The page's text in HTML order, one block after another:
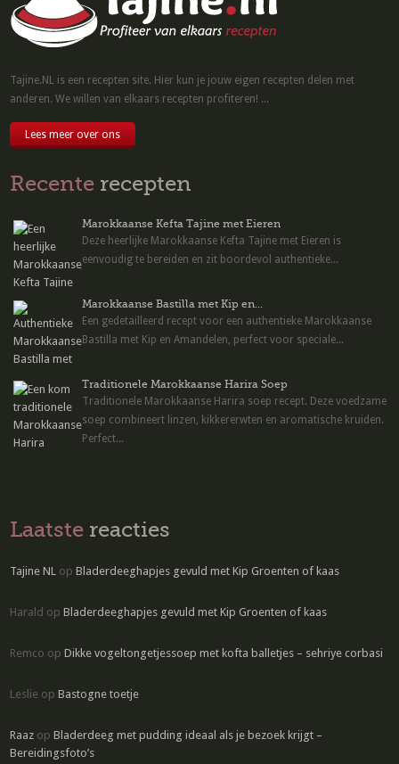
Tajine.NL is een recepten site. Hier kun je jouw eigen recepten delen met
anderen. We willen van elkaars recepten profiteren! ...
Lees meer over ons
Recente recepten
Marokkaanse Kefta Tajine met Eieren
Deze heerlijke Marokkaanse Kefta Tajine met Eieren is
eenvoudig te bereiden en zit boordevol authentieke...
Marokkaanse Bastilla met Kip en...
Een gedetailleerd recept voor een authentieke Marokkaanse
Bastilla met Kip en Amandelen, perfect voor speciale...
Traditionele Marokkaanse Harira Soep
Traditionele Marokkaanse Harira soep recept. Deze voedzame
soep combineert linzen, kikkererwten en aromatische kruiden.
Perfect...
Laatste reacties
Tajine NL opBladerdeeghapjes gevuld met Kip Groenten of kaas
Harald opBladerdeeghapjes gevuld met Kip Groenten of kaas
Remco opDikke vogeltongetjessoep met kofta balletjes – sehriye corbasi
Leslie opBastogne toetje
Raaz opBladerdeeg met pudding ideaal als je bezoek krijgt –
Bereidingsfoto’s